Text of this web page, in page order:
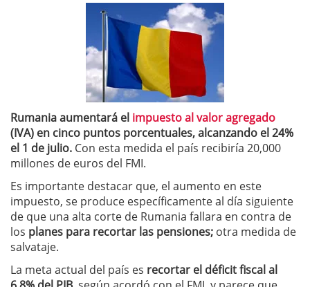
Rumania aumentará el impuesto al valor agregado
(IVA) en cinco puntos porcentuales, alcanzando el 24%
el 1 de julio. Con esta medida el país recibiría 20,000
millones de euros del FMI.
Es importante destacar que, el aumento en este
impuesto, se produce específicamente al día siguiente
de que una alta corte de Rumania fallara en contra de
los planes para recortar las pensiones; otra medida de
salvataje.
La meta actual del país es recortar el déficit fiscal al